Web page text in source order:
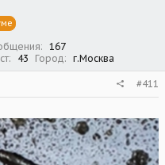
167
43 Город г.Москва
#411